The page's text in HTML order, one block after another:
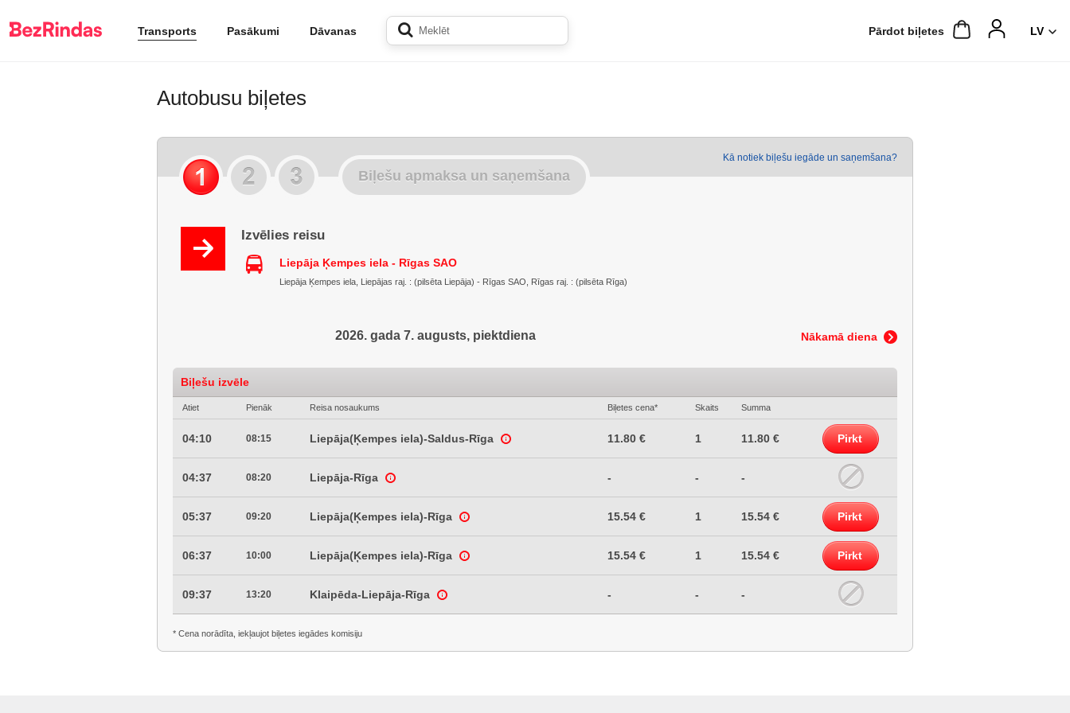
Transports Pasākumi Dāvanas Pārdot biļetes
Autobusu biļetes
Kā notiek biļešu iegāde un saņemšana?
Biļešu apmaksa un saņemšana
Izvēlies reisu
Liepāja Ķempes iela - Rīgas SAO
Liepāja Ķempes iela, Liepājas raj. : (pilsēta Liepāja) - Rīgas SAO, Rīgas raj. : (pilsēta Rīga)
Nākamā diena
2026. gada 7. augusts, piektdiena
Biļešu izvēle
Atiet Pienāk Reisa nosaukums Biļetes cena* Skaits Summa
04:10 08:15 Liepāja(Ķempes iela)-Saldus-Rīga 11.80 € 1 11.80 € Pirkt
04:37 08:20 Liepāja-Rīga - - -
05:37 09:20 Liepāja(Ķempes iela)-Rīga 15.54 € 1 15.54 € Pirkt
06:37 10:00 Liepāja(Ķempes iela)-Rīga 15.54 € 1 15.54 € Pirkt
09:37 13:20 Klaipēda-Liepāja-Rīga - - -
* Cena norādīta, iekļaujot biļetes iegādes komisiju